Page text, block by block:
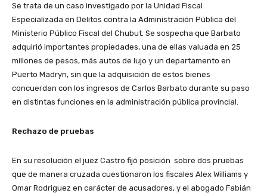
Se trata de un caso investigado por la Unidad Fiscal
Especializada en Delitos contra la Administración Pública del
Ministerio Público Fiscal del Chubut. Se sospecha que Barbato
adquirió importantes propiedades, una de ellas valuada en 25
millones de pesos, más autos de lujo y un departamento en
Puerto Madryn, sin que la adquisición de estos bienes
concuerdan con los ingresos de Carlos Barbato durante su paso
en distintas funciones en la administración pública provincial.
Rechazo de pruebas
En su resolución el juez Castro fijó posición sobre dos pruebas
que de manera cruzada cuestionaron los fiscales Alex Williams y
Omar Rodriguez en carácter de acusadores, y el abogado Fabián